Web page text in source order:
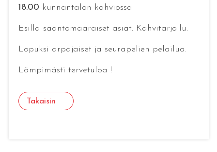
18.00 kunnantalon kahviossa
Esillä sääntömääräiset asiat. Kahvitarjoilu.
Lopuksi arpajaiset ja seurapelien pelailua.
Lämpimästi tervetuloa !
Takaisin